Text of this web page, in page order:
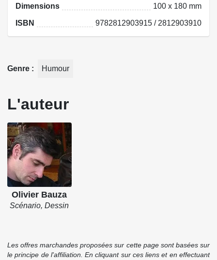
Dimensions 100 x 180 mm
ISBN 9782812903915 / 2812903910
Genre Humour
L'auteur
Olivier Bauza
Scénario, Dessin
Les offres marchandes proposées sur cette page sont basées sur
le principe de l'affiliation. En cliquant sur ces liens et en effectuant